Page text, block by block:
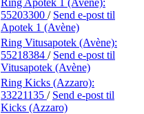
55203300 / Send e-post til
Apotek 1 (Avène)
Ring Vitusapotek (Avène):
55218384 / Send e-post til
Vitusapotek (Avène)
Ring Kicks (Azzaro):
33221135 / Send e-post til
Kicks (Azzaro)